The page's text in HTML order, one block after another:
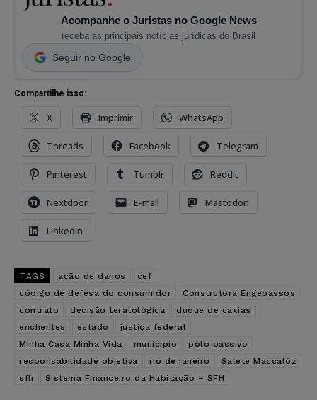
Acompanhe o Juristas no Google News
receba as principais notícias jurídicas do Brasil
Seguir no Google
Compartilhe isso:
X Imprimir WhatsApp
Threads Facebook Telegram
Pinterest Tumblr Reddit
Nextdoor E-mail Mastodon
LinkedIn
TAGS ação de danos
cef
código de defesa do consumidor
Construtora Engepassos
contrato
decisão teratológica
duque de caxias
enchentes
estado
justiça federal
Minha Casa Minha Vida
município
pólo passivo
responsabilidade objetiva
rio de janeiro
Salete Maccalóz
sfh
Sistema Financeiro da Habitação – SFH